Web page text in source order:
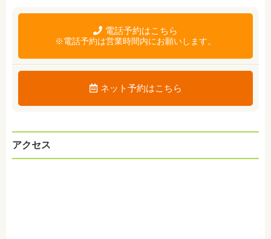
電話予約はこちら
※電話予約は営業時間内にお願いします。
ネット予約はこちら
アクセス